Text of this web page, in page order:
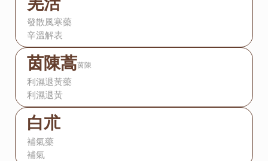
發散風寒藥
辛溫解表
茵陳蒿茵陳
利濕退黃藥
利濕退黃
白朮
補氣藥
補氣